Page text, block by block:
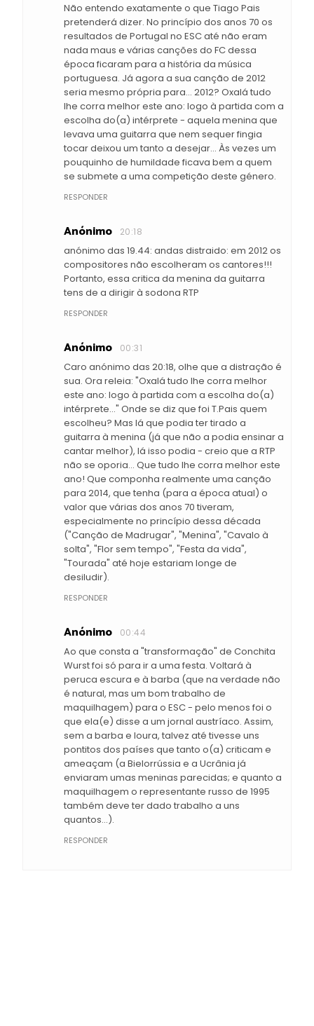
Não entendo exatamente o que Tiago Pais
pretenderá dizer. No princípio dos anos 70 os
resultados de Portugal no ESC até não eram
nada maus e várias canções do FC dessa
época ficaram para a história da música
portuguesa. Já agora a sua canção de 2012
seria mesmo própria para... 2012? Oxalá tudo
lhe corra melhor este ano: logo à partida com a
escolha do(a) intérprete - aquela menina que
levava uma guitarra que nem sequer fingia
tocar deixou um tanto a desejar... Às vezes um
pouquinho de humildade ficava bem a quem
se submete a uma competição deste género.
RESPONDER
Anónimo 20:18
anónimo das 19.44: andas distraido: em 2012 os
compositores não escolheram os cantores!!!
Portanto, essa critica da menina da guitarra
tens de a dirigir à sodona RTP
RESPONDER
Anónimo 00:31
Caro anónimo das 20:18, olhe que a distração é
sua. Ora releia: "Oxalá tudo lhe corra melhor
este ano: logo à partida com a escolha do(a)
intérprete..." Onde se diz que foi T.Pais quem
escolheu? Mas lá que podia ter tirado a
guitarra à menina (já que não a podia ensinar a
cantar melhor), lá isso podia - creio que a RTP
não se oporia... Que tudo lhe corra melhor este
ano! Que componha realmente uma canção
para 2014, que tenha (para a época atual) o
valor que várias dos anos 70 tiveram,
especialmente no princípio dessa década
("Canção de Madrugar", "Menina", "Cavalo à
solta", "Flor sem tempo", "Festa da vida",
"Tourada" até hoje estariam longe de
desiludir).
RESPONDER
Anónimo 00:44
Ao que consta a "transformação" de Conchita
Wurst foi só para ir a uma festa. Voltará à
peruca escura e à barba (que na verdade não
é natural, mas um bom trabalho de
maquilhagem) para o ESC - pelo menos foi o
que ela(e) disse a um jornal austríaco. Assim,
sem a barba e loura, talvez até tivesse uns
pontitos dos países que tanto o(a) criticam e
ameaçam (a Bielorrússia e a Ucrânia já
enviaram umas meninas parecidas; e quanto a
maquilhagem o representante russo de 1995
também deve ter dado trabalho a uns
quantos...).
RESPONDER